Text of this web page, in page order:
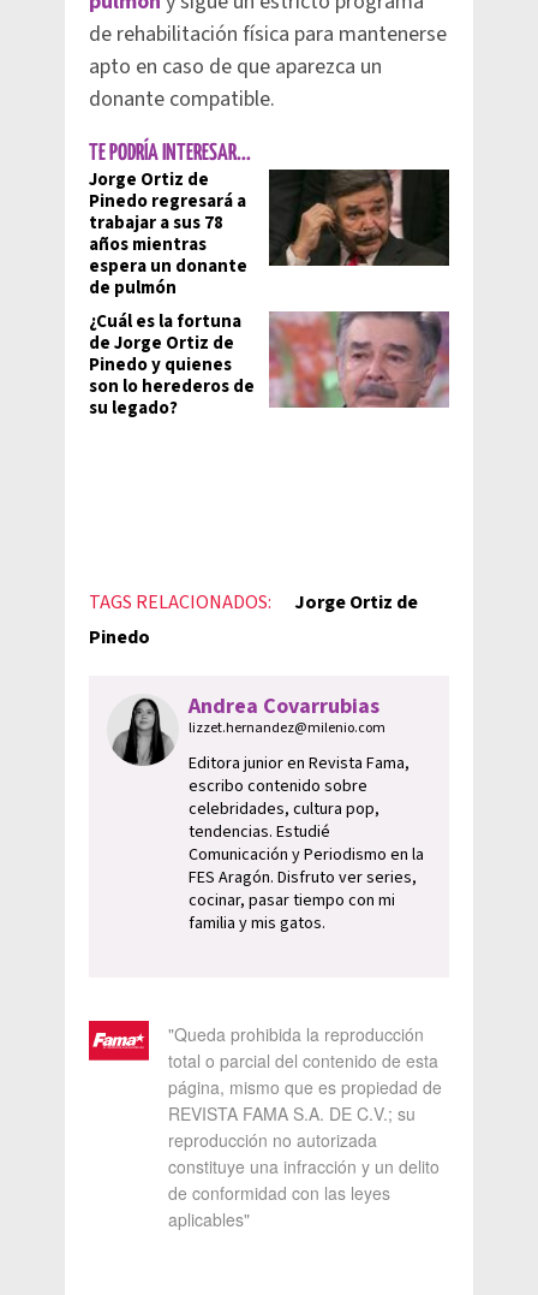
de rehabilitación física para mantenerse
apto en caso de que aparezca un
donante compatible.
TE PODRÍA INTERESAR...
Jorge Ortiz de
Pinedo regresará a
trabajar a sus 78
años mientras
espera un donante
de pulmón
¿Cuál es la fortuna
de Jorge Ortiz de
Pinedo y quienes
son lo herederos de
su legado?
TAGS RELACIONADOS:
Jorge Ortiz de
Pinedo
Andrea Covarrubias
lizzet.hernandez@milenio.com
Editora junior en Revista Fama,
escribo contenido sobre
celebridades, cultura pop,
tendencias. Estudié
Comunicación y Periodismo en la
FES Aragón. Disfruto ver series,
cocinar, pasar tiempo con mi
familia y mis gatos.
"Queda prohibida la reproducción
total o parcial del contenido de esta
página, mismo que es propiedad de
REVISTA FAMA S.A. DE C.V.; su
reproducción no autorizada
constituye una infracción y un delito
de conformidad con las leyes
aplicables"